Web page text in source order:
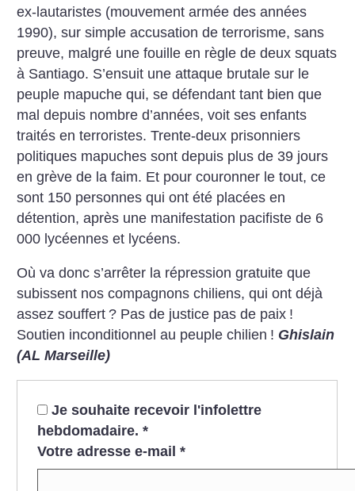
ex-lautaristes (mouvement armée des années
1990), sur simple accusation de terrorisme, sans
preuve, malgré une fouille en règle de deux squats
à Santiago. S’ensuit une attaque brutale sur le
peuple mapuche qui, se défendant tant bien que
mal depuis nombre d’années, voit ses enfants
traités en terroristes. Trente-deux prisonniers
politiques mapuches sont depuis plus de 39 jours
en grève de la faim. Et pour couronner le tout, ce
sont 150 personnes qui ont été placées en
détention, après une manifestation pacifiste de 6
000 lycéennes et lycéens.
Où va donc s’arrêter la répression gratuite que
subissent nos compagnons chiliens, qui ont déjà
assez souffert ? Pas de justice pas de paix !
Soutien inconditionnel au peuple chilien ! Ghislain
(AL Marseille)
Je souhaite recevoir l'infolettre
hebdomadaire. *
Votre adresse e-mail *